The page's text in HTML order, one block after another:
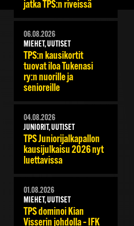
jatka TPS:n riveissä
06.08.2026
MIEHET, UUTISET
TPS:n kausikortit
tuovat iloa Tukenasi
ry:n nuorille ja
senioreille
04.08.2026
JUNIORIT, UUTISET
TPS Juniorijalkapallon
kausijulkaisu 2026 nyt
luettavissa
01.08.2026
MIEHET, UUTISET
TPS dominoi Kian
Visserin johdolla – IFK